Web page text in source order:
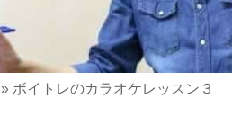
» ボイトレのカラオケレッスン３